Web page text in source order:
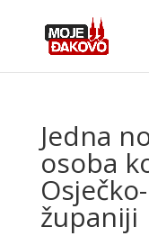
Jedna
osoba
županiji